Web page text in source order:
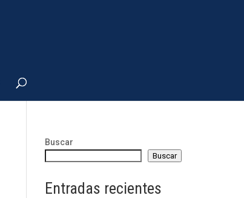
Buscar
Buscar
Entradas recientes